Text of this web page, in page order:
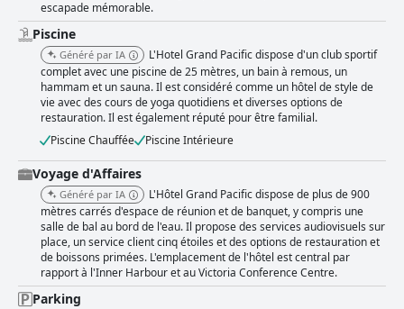
stationnement à l'hôtel est généralement pratique et accessible, bien
que certains clients mentionnent le coût supplémentaire et le nombre
limité de places comme des inconvénients mineurs. Le stationnement
libre-service de l'hôtel est apprécié car il se trouve dans un parking
souterrain propre et lumineux, ce qui contribue au sentiment général
positif concernant la facilité et l'accessibilité. Les familles trouvent l'hôtel
particulièrement accommodant, la piscine intérieure et l'emplacement
privilégié étant des avantages importants. Les serveurs amicaux du
restaurant et les bonnes installations sportives améliorent l'atmosphère
recommandé pour les vacances en famille. Un domaine de
commentaires mitigés concerne les lits, certains clients les trouvant très
confortables, tandis que d'autres les trouvent trop fermes. Ces
commentaires variés suggèrent que les clients potentiels ayant des
préférences spécifiques en matière de literie voudront peut-être en
prendre note. En résumé, l'Hotel Grand Pacific excelle dans l'offre d'un
séjour complet et de haute qualité. Son emplacement privilégié, sa
propreté, ses commodités et son personnel exceptionnel en font un choix
privilégié parmi les voyageurs visitant Victoria.
escapade mémorable.
Piscine
Généré par IA
L'Hotel Grand Pacific dispose d'un club sportif
complet avec une piscine de 25 mètres, un bain à remous, un
hammam et un sauna. Il est considéré comme un hôtel de style de
vie avec des cours de yoga quotidiens et diverses options de
restauration. Il est également réputé pour être familial.
Piscine Chauffée
Piscine Intérieure
Voyage d'Affaires
Généré par IA
L'Hôtel Grand Pacific dispose de plus de 900
mètres carrés d'espace de réunion et de banquet, y compris une
salle de bal au bord de l'eau. Il propose des services audiovisuels sur
place, un service client cinq étoiles et des options de restauration et
de boissons primées. L'emplacement de l'hôtel est central par
rapport à l'Inner Harbour et au Victoria Conference Centre.
Parking